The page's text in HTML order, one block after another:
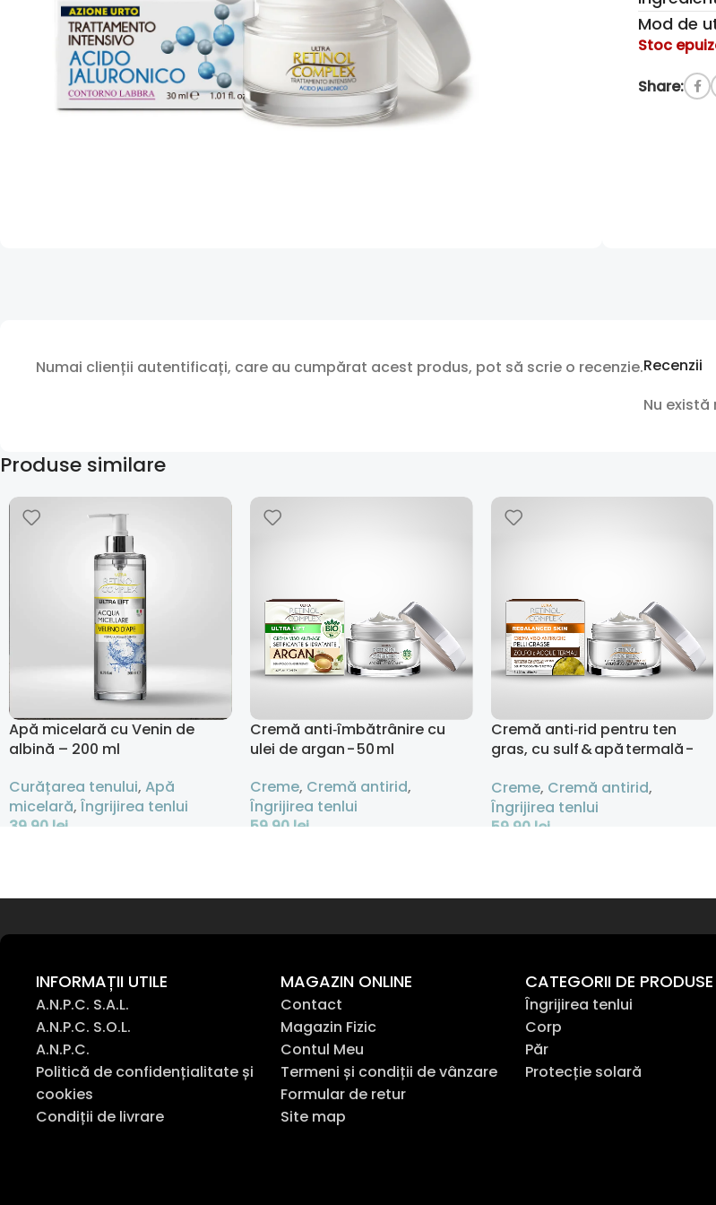
Mod de
Stoc
Share:
Recenzii
Nu
Numai clienții autentificați, care au cumpărat acest produs, pot să scrie o recenzie.
Produse similare
Apă micelară cu Venin de
albină – 200 ml
Curățarea tenului, Apă
micelară, Îngrijirea tenlui
39,90 lei
Cremă anti‑îmbătrânire cu
ulei de argan - 50 ml
Creme, Cremă antirid,
Îngrijirea tenlui
59,90 lei
Cremă anti‑rid pentru ten
gras, cu sulf & apă termală -
Creme, Cremă antirid,
Îngrijirea tenlui
59,90 lei
INFORMAȚII UTILE
A.N.P.C. S.A.L.
A.N.P.C. S.O.L.
A.N.P.C.
Politică de confidențialitate și
cookies
Condiții de livrare
MAGAZIN ONLINE
Contact
Magazin Fizic
Contul Meu
Termeni și condiții de vânzare
Formular de retur
Site map
CATEGORII DE PRODUSE
Îngrijirea tenlui
Corp
Păr
Protecție solară